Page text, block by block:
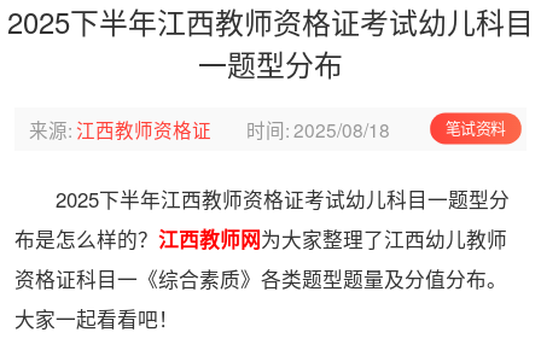
2025下半年江西教师资格证考试幼儿科目
一题型分布
来源: 江西教师资格证 时间:2025/08/18 笔试资料
2025下半年江西教师资格证考试幼儿科目一题型分
布是怎么样的？ 江西教师网为大家整理了江西幼儿教师
资格证科目一《综合素质》各类题型题量及分值分布。
大家一起看看吧！